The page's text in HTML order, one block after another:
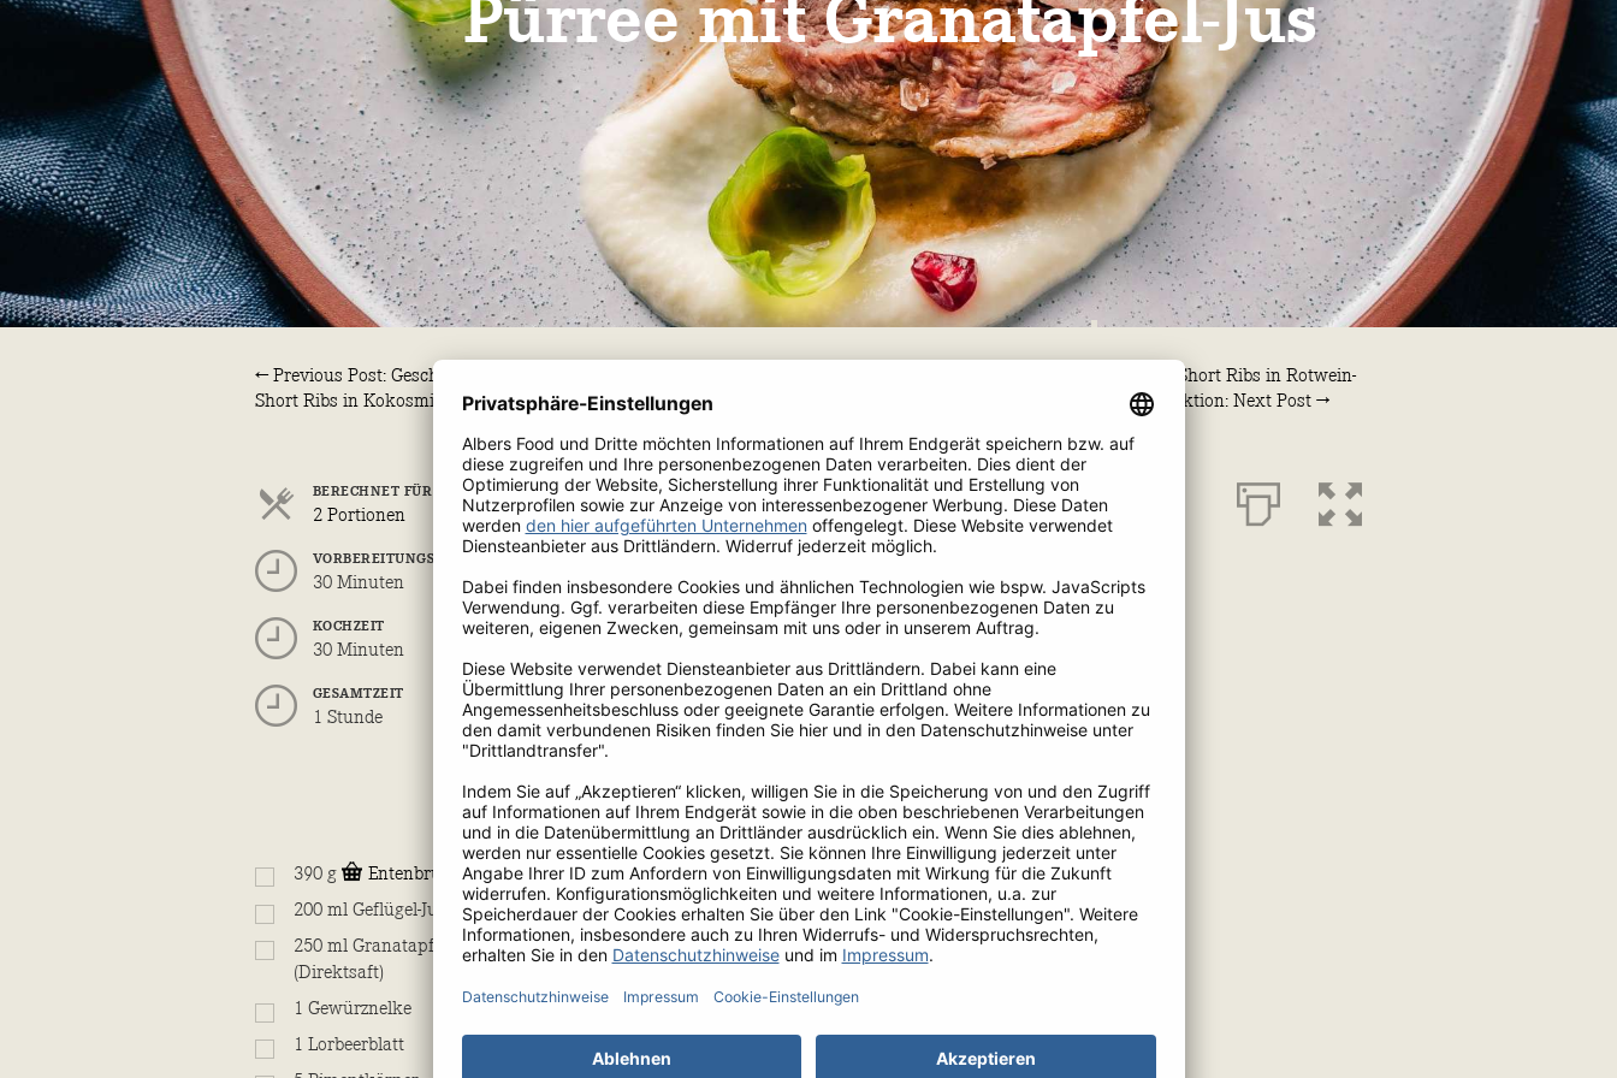
Pürree mit Granatapfel-Jus
← Previous Post: Geschmorte
Short Ribs in Kokosmilch
Crosscut Short Ribs in Rotwein-
Soja-Reduktion: Next Post →
BERECHNET FÜR
2 Portionen
VORBEREITUNGSZEIT
30 Minuten
KOCHZEIT
30 Minuten
GESAMTZEIT
1 Stunde
Ein Gericht, wie gemacht für die kalte
Jahreszeit. Rosa gebratene Entenbrust auf
einem herrlich cremigen Bett aus
Blumenkohlpüree und dazu einem Granatapfel-
Jus mit Auszügen von Nelke, Piment und
Lorbeer. Hier treffen Frankreich und Orient
aufeinander und vereinen sich zu einem
Geschmackserlebnis der besonderen Art.
390 g
Entenbrüste
200 ml Geflügel-Jus
250 ml Granatapfelsaft
(Direktsaft)
1 Gewürznelke
1 Lorbeerblatt
Granatapfel-Jus
1
Geflügel-Jus mit Granatapfelsaft, Gewürznelke, Lorbeerblatt
und Piment in eine Kasserolle geben und für ca. 20 Minuten
bei mittlerer Hitze reduzieren lassen. Anschließend
beiseitestellen.
Blumenkohlpüree